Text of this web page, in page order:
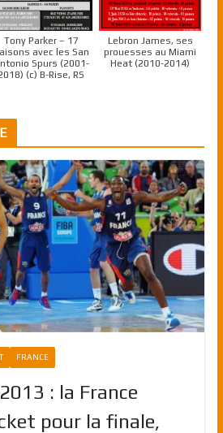
Tony Parker – 17
avec les San
Spurs (2001-
(c) B-Rise, RS
Lebron James, ses
prouesses au Miami
Heat (2010-2014)
FRANCE
: la France
pour la finale,